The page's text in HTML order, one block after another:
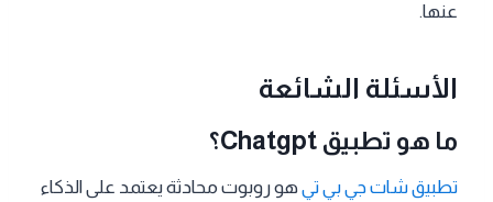
عنها.
الأسئلة الشائعة
ما هو تطبيق Chatgpt؟
تطبيق شات جي بي تيهو روبوت محادثة يعتمد على الذكاء